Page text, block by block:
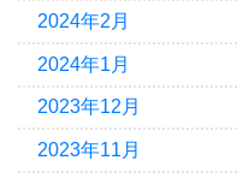
2024年2月
2024年1月
2023年12月
2023年11月